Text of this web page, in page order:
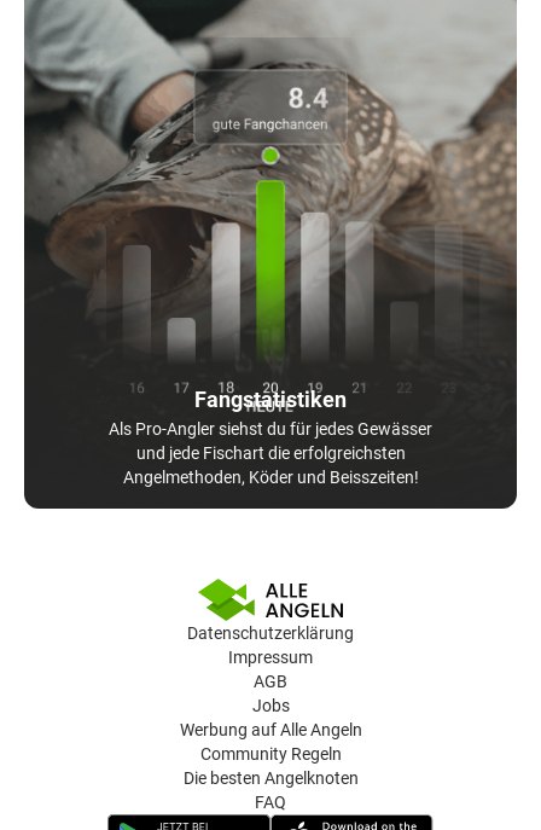
Fangstatistiken
Als Pro-Angler siehst du für jedes Gewässer
und jede Fischart die erfolgreichsten
Angelmethoden, Köder und Beisszeiten!
Datenschutzerklärung
Impressum
AGB
Jobs
Werbung auf Alle Angeln
Community Regeln
Die besten Angelknoten
FAQ